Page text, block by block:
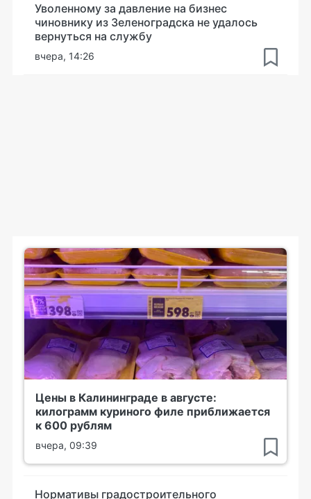
Уволенному за давление на бизнес
чиновнику из Зеленоградска не удалось
вернуться на службу
вчера, 14:26
Цены в Калининграде в августе:
килограмм куриного филе приближается
к 600 рублям
вчера, 09:39
Нормативы градостроительного